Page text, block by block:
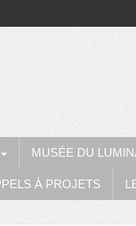
MUSÉE DU
À PROJETS